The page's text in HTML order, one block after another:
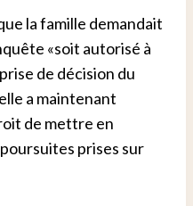
la famille demandait
«soit autorisé à
de décision du
a maintenant
de mettre en
prises sur